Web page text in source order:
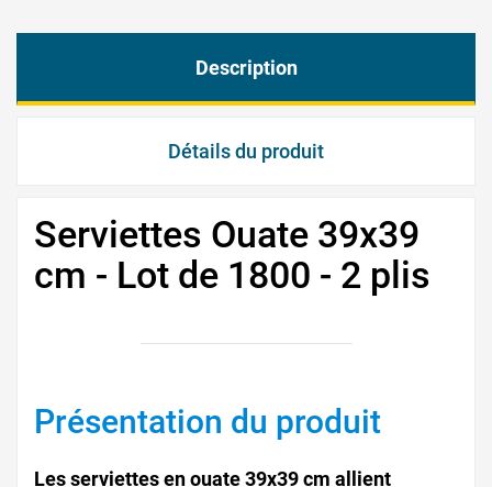
Description
Détails du produit
Serviettes Ouate 39x39
cm - Lot de 1800 - 2 plis
Présentation du produit
Les serviettes en ouate 39x39 cm allient